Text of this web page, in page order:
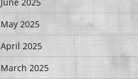
May 2025
April 2025
March 2025